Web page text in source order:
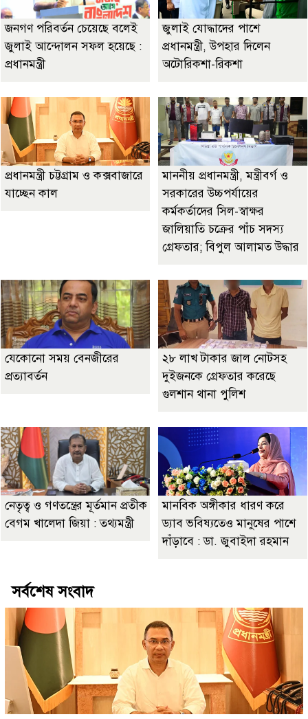
জনগণ পরিবর্তন চেয়েছে বলেই
জুলাই আন্দোলন সফল হয়েছে :
প্রধানমন্ত্রী
জুলাই যোদ্ধাদের পাশে
প্রধানমন্ত্রী, উপহার দিলেন
অটোরিকশা-রিকশা
প্রধানমন্ত্রী চট্টগ্রাম ও কক্সবাজারে
যাচ্ছেন কাল
মাননীয় প্রধানমন্ত্রী, মন্ত্রীবর্গ ও
সরকারের উচ্চপর্যায়ের
কর্মকর্তাদের সিল-স্বাক্ষর
জালিয়াতি চক্রের পাঁচ সদস্য
গ্রেফতার; বিপুল আলামত উদ্ধার
যেকোনো সময় বেনজীরের
প্রত্যাবর্তন
২৮ লাখ টাকার জাল নোটসহ
দুইজনকে গ্রেফতার করেছে
গুলশান থানা পুলিশ
নেতৃত্ব ও গণতন্ত্রের মূর্তমান প্রতীক
বেগম খালেদা জিয়া : তথ্যমন্ত্রী
মানবিক অঙ্গীকার ধারণ করে
ড্যাব ভবিষ্যতেও মানুষের পাশে
দাঁড়াবে : ডা. জুবাইদা রহমান
সর্বশেষ সংবাদ